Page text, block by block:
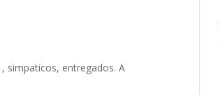
simpaticos, entregados. A